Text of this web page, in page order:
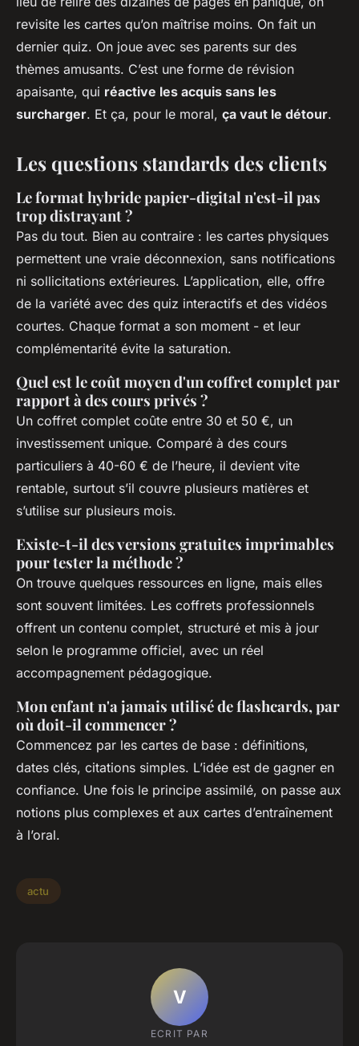
revisite les cartes qu’on maîtrise moins. On fait un
dernier quiz. On joue avec ses parents sur des
thèmes amusants. C’est une forme de révision
apaisante, qui réactive les acquis sans les
surcharger. Et ça, pour le moral, ça vaut le détour.
Les questions standards des clients
Le format hybride papier-digital n'est-il pas
trop distrayant ?
Pas du tout. Bien au contraire : les cartes physiques
permettent une vraie déconnexion, sans notifications
ni sollicitations extérieures. L’application, elle, offre
de la variété avec des quiz interactifs et des vidéos
courtes. Chaque format a son moment - et leur
complémentarité évite la saturation.
Quel est le coût moyen d'un coffret complet par
rapport à des cours privés ?
Un coffret complet coûte entre 30 et 50 €, un
investissement unique. Comparé à des cours
particuliers à 40-60 € de l’heure, il devient vite
rentable, surtout s’il couvre plusieurs matières et
s’utilise sur plusieurs mois.
Existe-t-il des versions gratuites imprimables
pour tester la méthode ?
On trouve quelques ressources en ligne, mais elles
sont souvent limitées. Les coffrets professionnels
offrent un contenu complet, structuré et mis à jour
selon le programme officiel, avec un réel
accompagnement pédagogique.
Mon enfant n'a jamais utilisé de flashcards, par
où doit-il commencer ?
Commencez par les cartes de base : définitions,
dates clés, citations simples. L’idée est de gagner en
confiance. Une fois le principe assimilé, on passe aux
notions plus complexes et aux cartes d’entraînement
à l’oral.
actu
V
ECRIT PAR